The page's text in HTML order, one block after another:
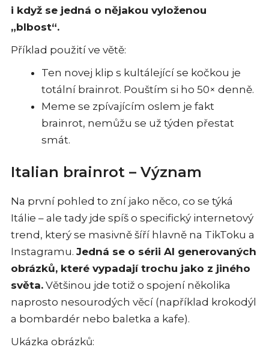
i když se jedná o nějakou vyloženou
„blbost“.
Příklad použití ve větě:
Ten novej klip s kultálející se kočkou je
totální brainrot. Pouštím si ho 50× denně.
Meme se zpívajícím oslem je fakt
brainrot, nemůžu se už týden přestat
smát.
Italian brainrot – Význam
Na první pohled to zní jako něco, co se týká
Itálie – ale tady jde spíš o specifický internetový
trend, který se masivně šíří hlavně na TikToku a
Instagramu. Jedná se o sérii AI generovaných
obrázků, které vypadají trochu jako z jiného
světa. Většinou jde totiž o spojení několika
naprosto nesourodých věcí (například krokodýl
a bombardér nebo baletka a kafe).
Ukázka obrázků: